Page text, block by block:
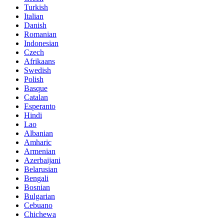
Turkish
Italian
Danish
Romanian
Indonesian
Czech
Afrikaans
Swedish
Polish
Basque
Catalan
Esperanto
Hindi
Lao
Albanian
Amharic
Armenian
Azerbaijani
Belarusian
Bengali
Bosnian
Bulgarian
Cebuano
Chichewa